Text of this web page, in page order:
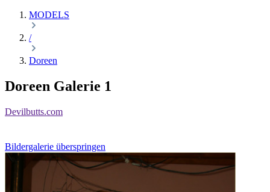
MODELS
/
Doreen
Doreen Galerie 1
Devilbutts.com
Bildergalerie überspringen